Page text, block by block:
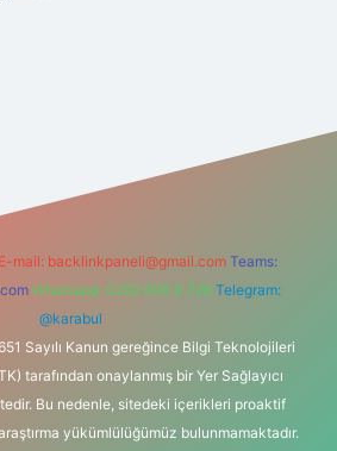
E-mail: backlinkpaneli@gmail.com Teams:
Whatsapp: 0262 606 0 726 Telegram:
@karabul
Sayılı Kanun gereğince Bilgi Teknolojileri
tarafından onaylanmış bir Yer Sağlayıcı
Bu nedenle, sitedeki içerikleri proaktif
yükümlülüğümüz bulunmamaktadır.